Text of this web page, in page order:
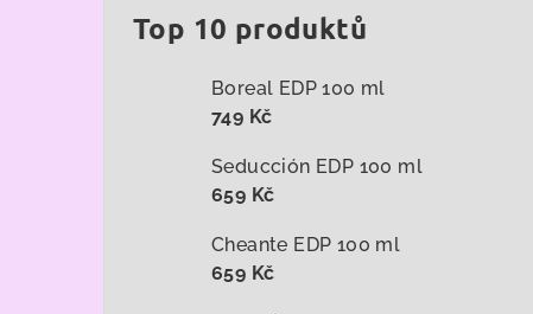
Top 10 produktů
Boreal EDP 100 ml
749 Kč
Seducción EDP 100 ml
659 Kč
Cheante EDP 100 ml
659 Kč